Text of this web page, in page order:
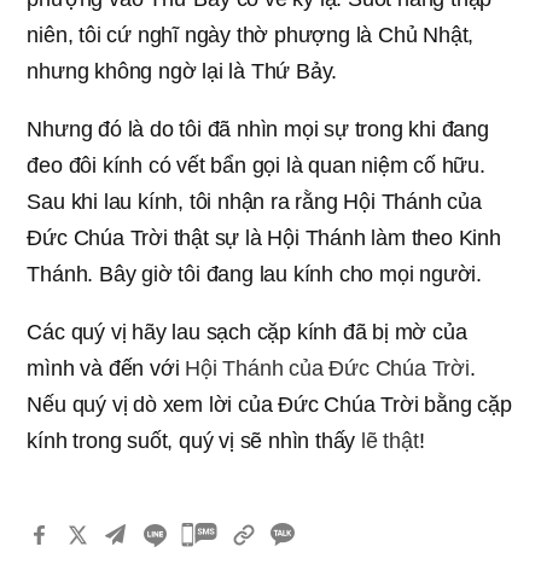
niên, tôi cứ nghĩ ngày thờ phượng là Chủ Nhật,
nhưng không ngờ lại là Thứ Bảy.
Nhưng đó là do tôi đã nhìn mọi sự trong khi đang
đeo đôi kính có vết bẩn gọi là quan niệm cố hữu.
Sau khi lau kính, tôi nhận ra rằng Hội Thánh của
Đức Chúa Trời thật sự là Hội Thánh làm theo Kinh
Thánh. Bây giờ tôi đang lau kính cho mọi người.
Các quý vị hãy lau sạch cặp kính đã bị mờ của
mình và đến với Hội Thánh của Đức Chúa Trời.
Nếu quý vị dò xem lời của Đức Chúa Trời bằng cặp
kính trong suốt, quý vị sẽ nhìn thấy lẽ thật!
카